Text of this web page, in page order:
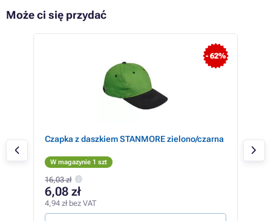
Może ci się przydać
- 62%
Czapka z daszkiem STANMORE zielono/czarna
W magazynie 1 szt
16,03 zł
6,08 zł
4,94 zł bez VAT
W